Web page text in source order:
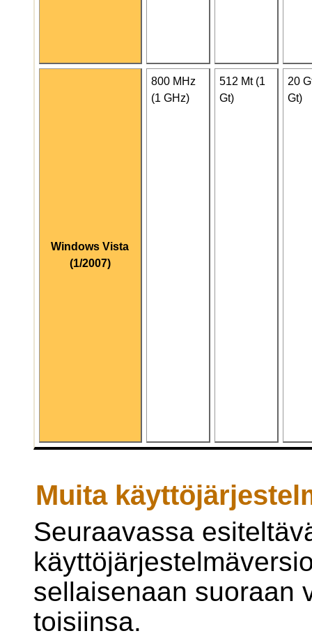
Windows Vista
(1/2007)
800 MHz
(1 GHz)
512 Mt (1
Gt)
20
Gt)
Muita
Seuraavassa
sellaisenaan suoraan
toisiinsa.